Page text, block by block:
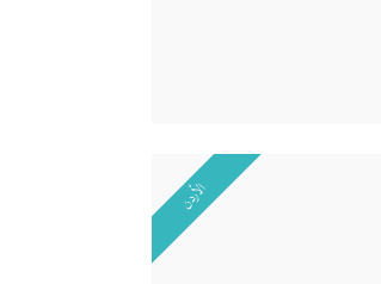
الأردن